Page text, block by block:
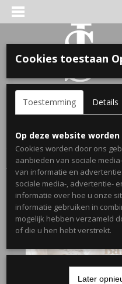
Inloggen Registreren
Home >Webshop>
Zwangerschaps
achternaam
VOOR KINDEREN
OPA & OMA.
NAAM EN
Cookies toestaan
Toestemming Details
Op deze website
Cookies worden door ons
aanbieden van sociale
van informatie en
sociale media-, advertentie-
informatie over hoe u onze
informatie gebruiken in
mogelijk hebben verzameld
of die u hen hebt verstrekt.
Later